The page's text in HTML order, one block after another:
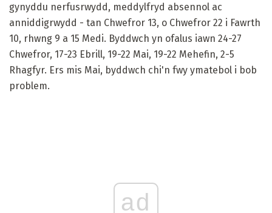
gynyddu nerfusrwydd, meddylfryd absennol ac
anniddigrwydd - tan Chwefror 13, o Chwefror 22 i Fawrth
10, rhwng 9 a 15 Medi. Byddwch yn ofalus iawn 24-27
Chwefror, 17-23 Ebrill, 19-22 Mai, 19-22 Mehefin, 2-5
Rhagfyr. Ers mis Mai, byddwch chi'n fwy ymatebol i bob
problem.
ad